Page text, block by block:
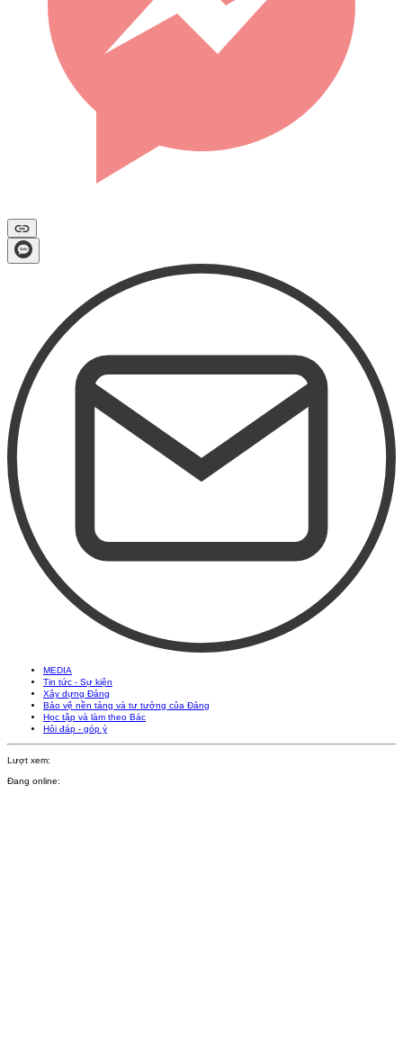
MEDIA
Tin tức - Sự kiện
Xây dựng Đảng
Bảo vệ nền tảng và tư tưởng của Đảng
Học tập và làm theo Bác
Hỏi đáp - góp ý
Lượt xem:
Đang online: